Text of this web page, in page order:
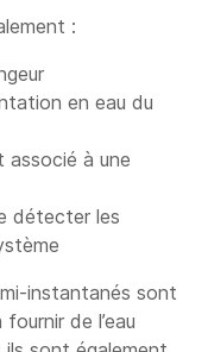
:
en eau du
associé à une
détecter les
instantanés sont
de l’eau